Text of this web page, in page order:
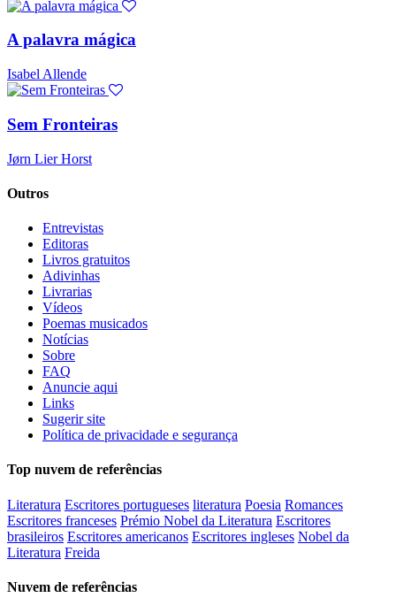
A palavra mágica
Isabel Allende
Sem Fronteiras
Jørn Lier Horst
Outros
Entrevistas
Editoras
Livros gratuitos
Adivinhas
Livrarias
Vídeos
Poemas musicados
Notícias
Sobre
FAQ
Anuncie aqui
Links
Sugerir site
Política de privacidade e segurança
Top nuvem de referências
Literatura Escritores portugueses literatura Poesia Romances
Escritores franceses Prémio Nobel da Literatura Escritores
brasileiros Escritores americanos Escritores ingleses Nobel da
Literatura Freida
Nuvem de referências